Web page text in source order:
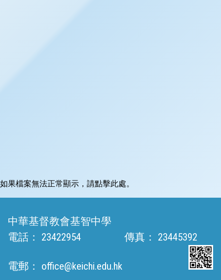
如果檔案無法正常顯示，請點擊此處。
中華基督教會基智中學
電話：
23422954 傳真： 23445392
電郵： office@keichi.edu.hk